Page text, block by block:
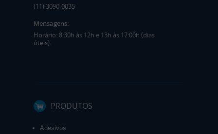
(11) 3090-0035
Mensagens:
Horário: 8:30h às 12h e 13h às 17:00h (dias
úteis).
PRODUTOS
Adesivos